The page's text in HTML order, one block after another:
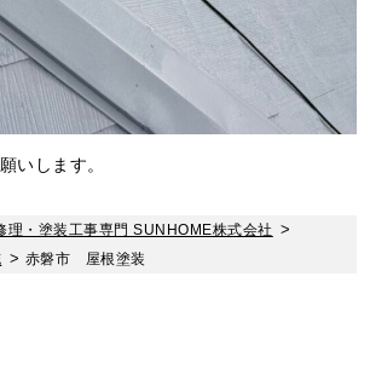
いします。
理・塗装工事専門 SUNHOME株式会社 >
> 赤磐市 屋根塗装